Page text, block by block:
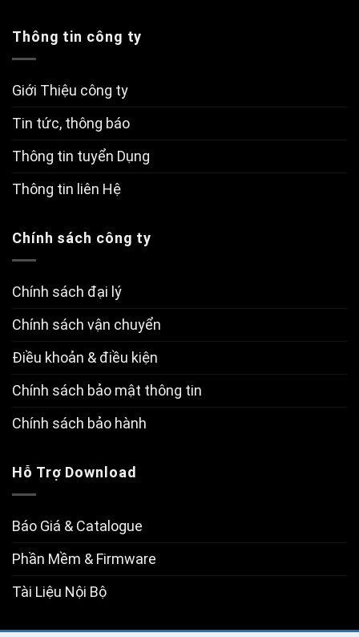
Thông tin công ty
Giới Thiệu công ty
Tin tức, thông báo
Thông tin tuyển Dụng
Thông tin liên Hệ
Chính sách công ty
Chính sách đại lý
Chính sách vận chuyển
Điều khoản & điều kiện
Chính sách bảo mật thông tin
Chính sách bảo hành
Hỗ Trợ Download
Báo Giá & Catalogue
Phần Mềm & Firmware
Tài Liệu Nội Bộ